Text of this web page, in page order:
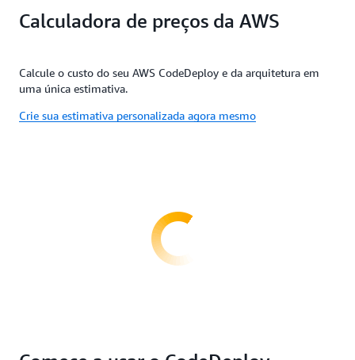
Calculadora de preços da AWS
Calcule o custo do seu AWS CodeDeploy e da arquitetura em
uma única estimativa.
Crie sua estimativa personalizada agora mesmo